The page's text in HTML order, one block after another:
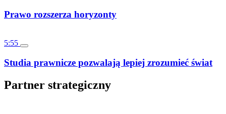
Prawo rozszerza horyzonty
5:55
Studia prawnicze pozwalają lepiej zrozumieć świat
Partner strategiczny